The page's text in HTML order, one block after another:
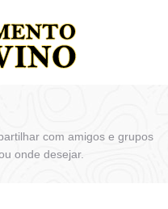
com amigos e grupos
onde desejar.